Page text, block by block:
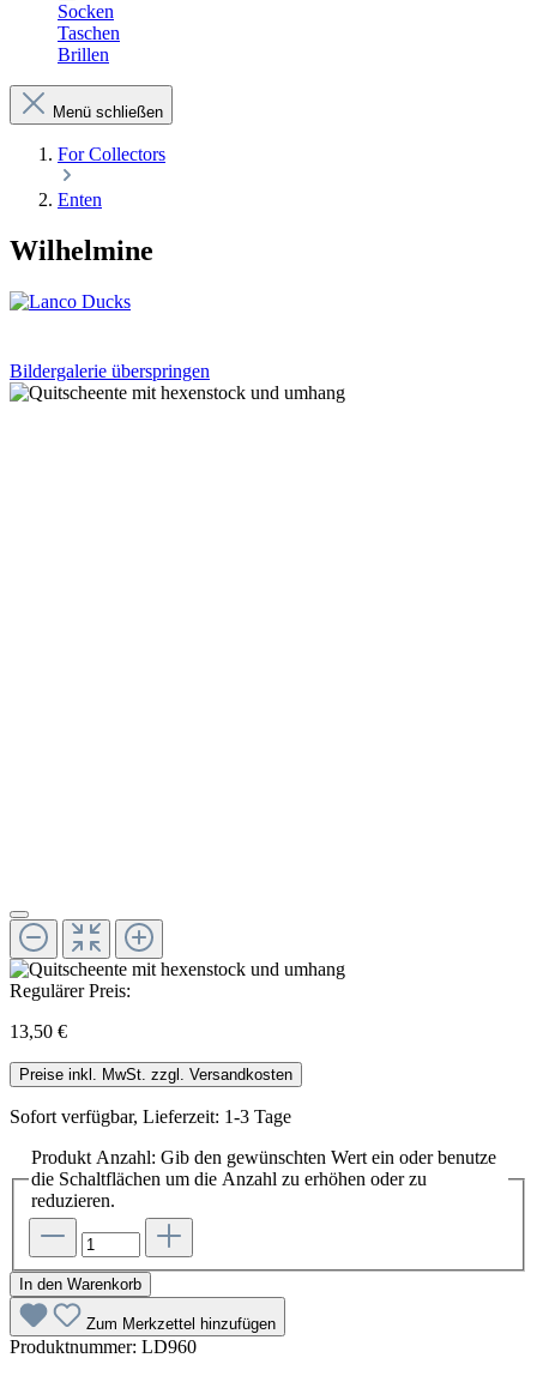
Socken
Taschen
Brillen
Menü schließen
For Collectors
Enten
Wilhelmine
Bildergalerie überspringen
Regulärer Preis:
13,50 €
Preise inkl. MwSt. zzgl. Versandkosten
Sofort verfügbar, Lieferzeit: 1-3 Tage
Produkt Anzahl: Gib den gewünschten Wert ein oder benutze
die Schaltflächen um die Anzahl zu erhöhen oder zu
reduzieren.
In den Warenkorb
Zum Merkzettel hinzufügen
Produktnummer: LD960